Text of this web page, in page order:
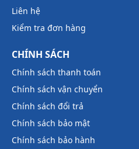
Liên hệ
Kiểm tra đơn hàng
CHÍNH SÁCH
Chính sách thanh toán
Chính sách vận chuyển
Chính sách đổi trả
Chính sách bảo mật
Chính sách bảo hành